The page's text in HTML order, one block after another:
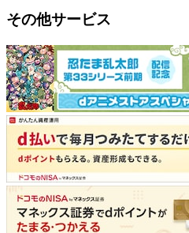
その他サービス